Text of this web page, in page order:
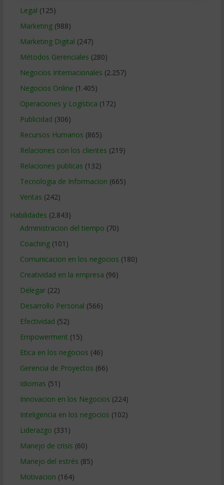
Legal (125)
Marketing(988)
Marketing Digital (247)
Métodos Gerenciales (280)
Negocios Internacionales (2.257)
Negocios Online (1.405)
Operaciones y Logística (172)
Publicidad (306)
Recursos Humanos (865)
Relaciones con los clientes (219)
Relaciones publicas (132)
Tecnologia de Informacion (665)
Ventas (242)
Habilidades (2.843)
Administracion del tiempo (70)
Coaching(101)
Comunicacion en los negocios (180)
Creatividad en la empresa (96)
Delegar(22)
Desarrollo Personal (566)
Efectividad (52)
Empowerment (15)
Etica en los negocios (46)
Gerencia de Proyectos (66)
Idiomas (51)
Innovacion en los Negocios (224)
Inteligencia en los negocios (102)
Liderazgo (331)
Manejo de crisis (60)
Manejo del estrés (85)
Motivacion (164)